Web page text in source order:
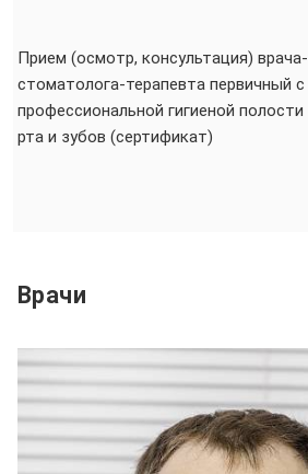
Прием (осмотр, консультация) врача-
стоматолога-терапевта первичный с
профессиональной гигиеной полости
рта и зубов (сертификат)
Врачи